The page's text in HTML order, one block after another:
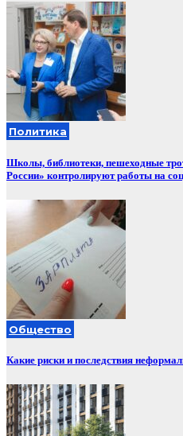
Политика
Школы, библиотеки, пешеходные
России» контролируют работы на
Общество
Какие риски и последствия